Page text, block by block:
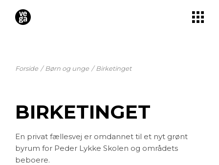
content
Forside Børn og unge Birketinget
BIRKETINGET
En privat fællesvej er omdannet til et nyt grønt
byrum for Peder Lykke Skolen og områdets
beboere.